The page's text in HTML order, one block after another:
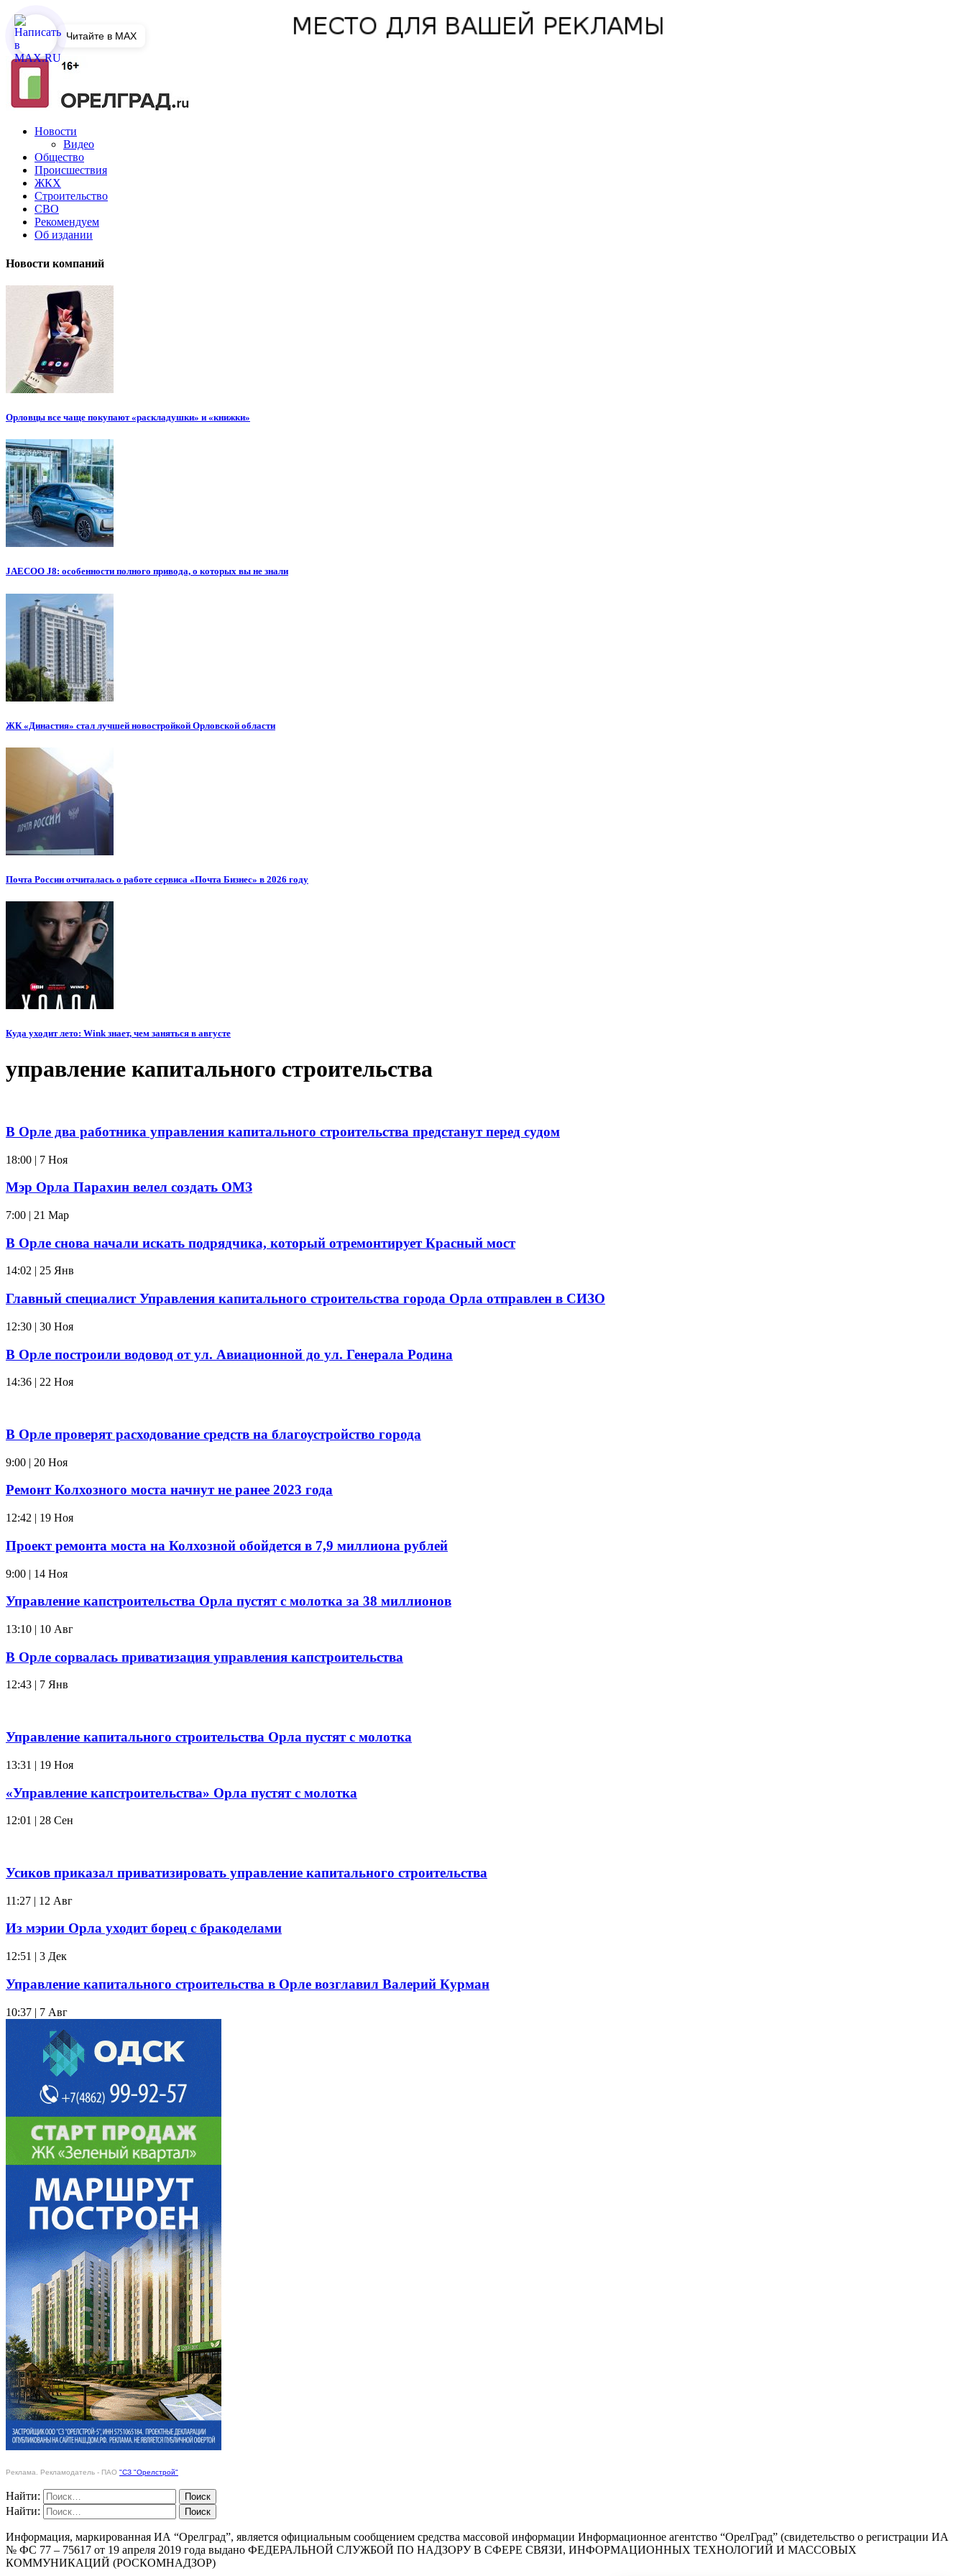
Новости
Видео
Общество
Происшествия
ЖКХ
Строительство
СВО
Рекомендуем
Об издании
Новости компаний
Орловцы все чаще покупают «раскладушки» и «книжки»
JAECOO J8: особенности полного привода, о которых вы не знали
ЖК «Династия» стал лучшей новостройкой Орловской области
Почта России отчиталась о работе сервиса «Почта Бизнес» в 2026 году
Куда уходит лето: Wink знает, чем заняться в августе
управление капитального строительства
В Орле два работника управления капитального строительства предстанут перед судом
18:00 | 7 Ноя
Мэр Орла Парахин велел создать ОМЗ
7:00 | 21 Мар
В Орле снова начали искать подрядчика, который отремонтирует Красный мост
14:02 | 25 Янв
Главный специалист Управления капитального строительства города Орла отправлен в СИЗО
12:30 | 30 Ноя
В Орле построили водовод от ул. Авиационной до ул. Генерала Родина
14:36 | 22 Ноя
В Орле проверят расходование средств на благоустройство города
9:00 | 20 Ноя
Ремонт Колхозного моста начнут не ранее 2023 года
12:42 | 19 Ноя
Проект ремонта моста на Колхозной обойдется в 7,9 миллиона рублей
9:00 | 14 Ноя
Управление капстроительства Орла пустят с молотка за 38 миллионов
13:10 | 10 Авг
В Орле сорвалась приватизация управления капстроительства
12:43 | 7 Янв
Управление капитального строительства Орла пустят с молотка
13:31 | 19 Ноя
«Управление капстроительства» Орла пустят с молотка
12:01 | 28 Сен
Усиков приказал приватизировать управление капитального строительства
11:27 | 12 Авг
Из мэрии Орла уходит борец с бракоделами
12:51 | 3 Дек
Управление капитального строительства в Орле возглавил Валерий Курман
10:37 | 7 Авг
Реклама. Рекламодатель - ПАО "СЗ "Орелстрой"
Найти:
Найти:
Информация, маркированная ИА “Орелград”, является официальным сообщением средства массовой информации Информационное агентство “ОрелГрад” (свидетельство о регистрации ИА
№ ФС 77 – 75617 от 19 апреля 2019 года выдано ФЕДЕРАЛЬНОЙ СЛУЖБОЙ ПО НАДЗОРУ В СФЕРЕ СВЯЗИ, ИНФОРМАЦИОННЫХ ТЕХНОЛОГИЙ И МАССОВЫХ
КОММУНИКАЦИЙ (РОСКОМНАДЗОР)
Читайте в MAX